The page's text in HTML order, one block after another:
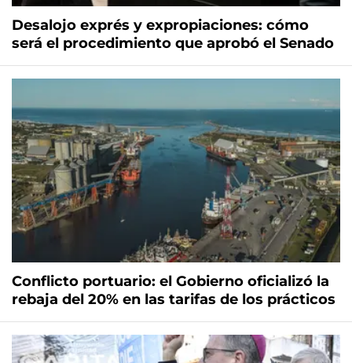
Desalojo exprés y expropiaciones: cómo
será el procedimiento que aprobó el Senado
Conflicto portuario: el Gobierno oficializó la
rebaja del 20% en las tarifas de los prácticos